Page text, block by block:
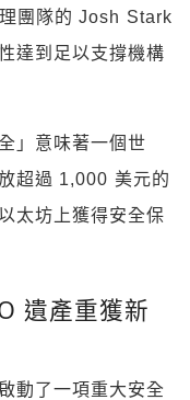
團隊的 Josh Stark
達到足以支撐機構
」意味著一個世
超過 1,000 美元的
太坊上獲得安全保
遺產重獲新
動了一項重大安全